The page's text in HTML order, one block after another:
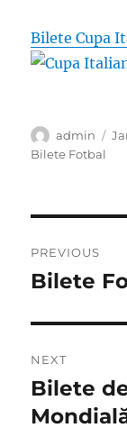
Bilete Cupa
Author
admin
Bilete Fotbal
PREVIOUS
Previous
Bilete
NEXT
Next
post:
Bilete